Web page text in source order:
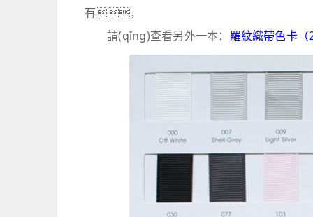
有，
請(qǐng)查看另外一本： 羅紋織帶色卡（